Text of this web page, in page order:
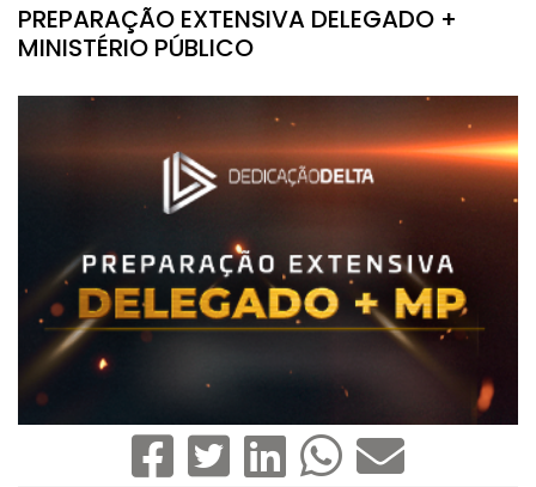
PREPARAÇÃO EXTENSIVA DELEGADO +
MINISTÉRIO PÚBLICO